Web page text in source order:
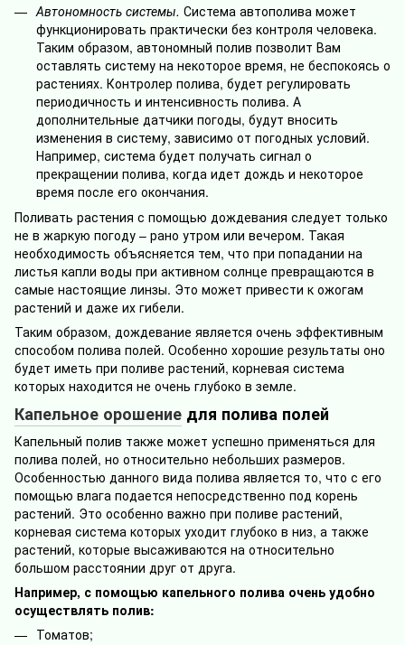
Автономность системы. Система автополива может
функционировать практически без контроля человека.
Таким образом, автономный полив позволит Вам
оставлять систему на некоторое время, не беспокоясь о
растениях. Контролер полива, будет регулировать
периодичность и интенсивность полива. А
дополнительные датчики погоды, будут вносить
изменения в систему, зависимо от погодных условий.
Например, система будет получать сигнал о
прекращении полива, когда идет дождь и некоторое
время после его окончания.
Поливать растения с помощью дождевания следует только
не в жаркую погоду – рано утром или вечером. Такая
необходимость объясняется тем, что при попадании на
листья капли воды при активном солнце превращаются в
самые настоящие линзы. Это может привести к ожогам
растений и даже их гибели.
Таким образом, дождевание является очень эффективным
способом полива полей. Особенно хорошие результаты оно
будет иметь при поливе растений, корневая система
которых находится не очень глубоко в земле.
Капельное орошение для полива полей
Капельный полив также может успешно применяться для
полива полей, но относительно небольших размеров.
Особенностью данного вида полива является то, что с его
помощью влага подается непосредственно под корень
растений. Это особенно важно при поливе растений,
корневая система которых уходит глубоко в низ, а также
растений, которые высаживаются на относительно
большом расстоянии друг от друга.
Например, с помощью капельного полива очень удобно
осуществлять полив:
Томатов;